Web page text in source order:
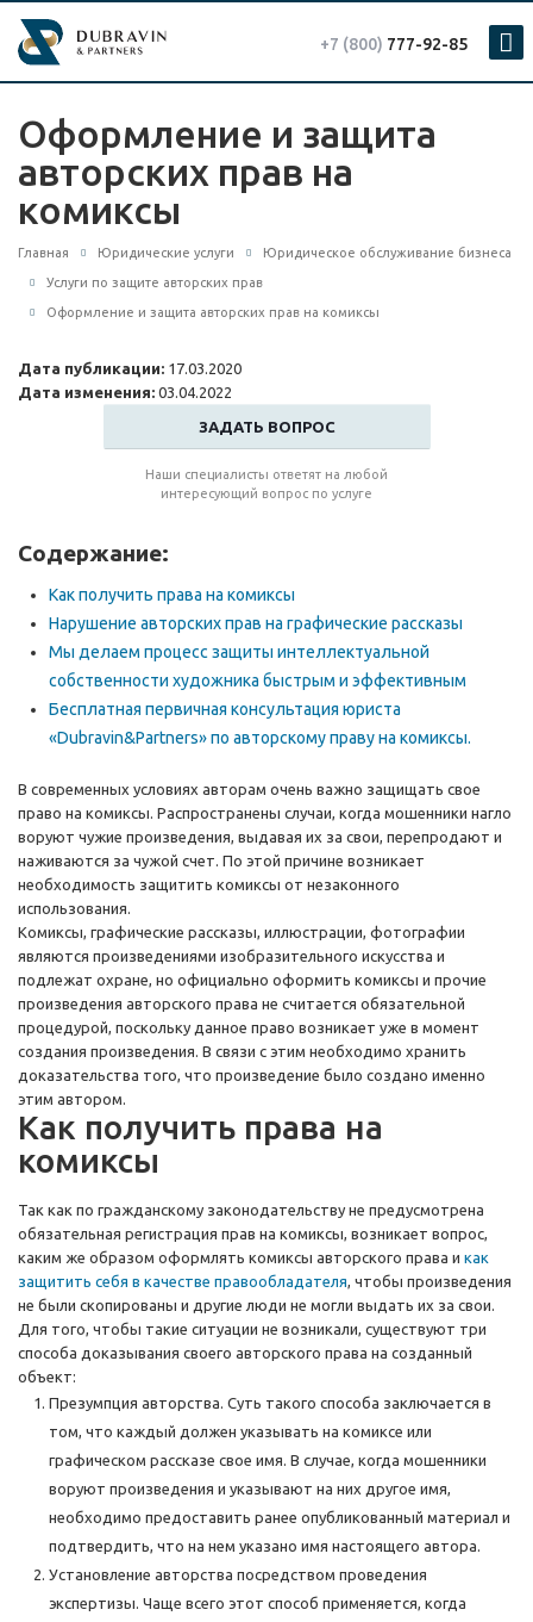
+7 (800) 777-92-85
Оформление и защита
авторских прав на
комиксы
Главная Юридические услуги Юридическое обслуживание бизнеса
Услуги по защите авторских прав
Оформление и защита авторских прав на комиксы
Дата публикации: 17.03.2020
Дата изменения: 03.04.2022
ЗАДАТЬ ВОПРОС
Наши специалисты ответят на любой
интересующий вопрос по услуге
Содержание:
Как получить права на комиксы
Нарушение авторских прав на графические рассказы
Мы делаем процесс защиты интеллектуальной
собственности художника быстрым и эффективным
Бесплатная первичная консультация юриста
«Dubravin&Partners» по авторскому праву на комиксы.
В современных условиях авторам очень важно защищать свое
право на комиксы. Распространены случаи, когда мошенники нагло
воруют чужие произведения, выдавая их за свои, перепродают и
наживаются за чужой счет. По этой причине возникает
необходимость защитить комиксы от незаконного
использования.
Комиксы, графические рассказы, иллюстрации, фотографии
являются произведениями изобразительного искусства и
подлежат охране, но официально оформить комиксы и прочие
произведения авторского права не считается обязательной
процедурой, поскольку данное право возникает уже в момент
создания произведения. В связи с этим необходимо хранить
доказательства того, что произведение было создано именно
этим автором.
Как получить права на
комиксы
Так как по гражданскому законодательству не предусмотрена
обязательная регистрация прав на комиксы, возникает вопрос,
каким же образом оформлять комиксы авторского права и как
защитить себя в качестве правообладателя, чтобы произведения
не были скопированы и другие люди не могли выдать их за свои.
Для того, чтобы такие ситуации не возникали, существуют три
способа доказывания своего авторского права на созданный
объект:
Презумпция авторства. Суть такого способа заключается в
том, что каждый должен указывать на комиксе или
графическом рассказе свое имя. В случае, когда мошенники
воруют произведения и указывают на них другое имя,
необходимо предоставить ранее опубликованный материал и
подтвердить, что на нем указано имя настоящего автора.
Установление авторства посредством проведения
экспертизы. Чаще всего этот способ применяется, когда